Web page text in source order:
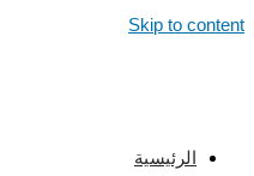
Skip to content
الرئيسية